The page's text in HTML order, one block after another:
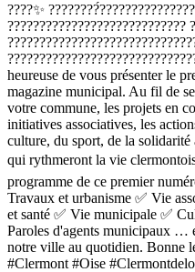
????✨
????????????????????????????
heureuse de vous présenter le
magazine municipal. Au fil de
votre commune, les projets en
initiatives associatives, les
culture, du sport, de la
qui rythmeront la vie
programme de ce premier
Travaux et urbanisme ✅ Vie
et santé ✅ Vie municipale ✅
Paroles d'agents municipaux …
notre ville au quotidien. Bonne
#Clermont #Oise